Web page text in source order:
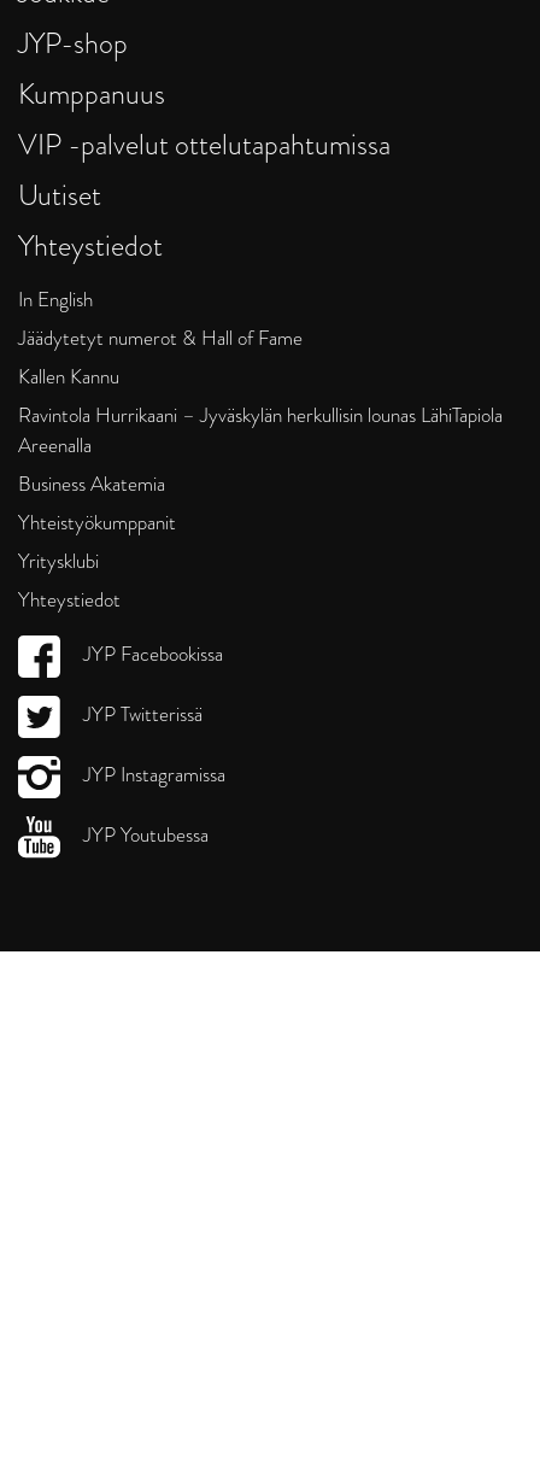
JYP-shop
Kumppanuus
VIP -palvelut ottelutapahtumissa
Uutiset
Yhteystiedot
In English
Jäädytetyt numerot & Hall of Fame
Kallen Kannu
Ravintola Hurrikaani – Jyväskylän herkullisin lounas LähiTapiola
Areenalla
Business Akatemia
Yhteistyökumppanit
Yritysklubi
Yhteystiedot
JYP Facebookissa
JYP Twitterissä
JYP Instagramissa
JYP Youtubessa